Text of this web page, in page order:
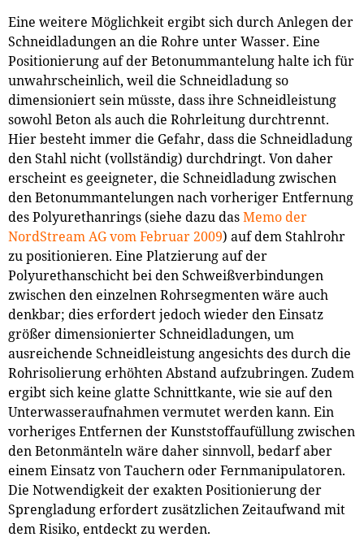
Eine weitere Möglichkeit ergibt sich durch Anlegen der
Schneidladungen an die Rohre unter Wasser. Eine
Positionierung auf der Betonummantelung halte ich für
unwahrscheinlich, weil die Schneidladung so
dimensioniert sein müsste, dass ihre Schneidleistung
sowohl Beton als auch die Rohrleitung durchtrennt.
Hier besteht immer die Gefahr, dass die Schneidladung
den Stahl nicht (vollständig) durchdringt. Von daher
erscheint es geeigneter, die Schneidladung zwischen
den Betonummantelungen nach vorheriger Entfernung
des Polyurethanrings (siehe dazu dasMemo der
NordStream AG vom Februar 2009) auf dem Stahlrohr
zu positionieren. Eine Platzierung auf der
Polyurethanschicht bei den Schweißverbindungen
zwischen den einzelnen Rohrsegmenten wäre auch
denkbar; dies erfordert jedoch wieder den Einsatz
größer dimensionierter Schneidladungen, um
ausreichende Schneidleistung angesichts des durch die
Rohrisolierung erhöhten Abstand aufzubringen. Zudem
ergibt sich keine glatte Schnittkante, wie sie auf den
Unterwasseraufnahmen vermutet werden kann. Ein
vorheriges Entfernen der Kunststoffaufüllung zwischen
den Betonmänteln wäre daher sinnvoll, bedarf aber
einem Einsatz von Tauchern oder Fernmanipulatoren.
Die Notwendigkeit der exakten Positionierung der
Sprengladung erfordert zusätzlichen Zeitaufwand mit
dem Risiko, entdeckt zu werden.